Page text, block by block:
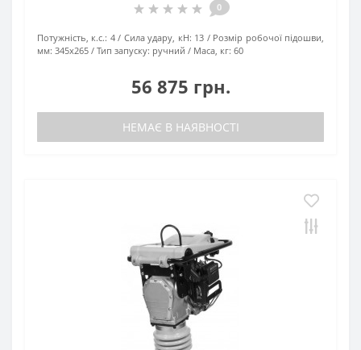
0
Потужність, к.с.: 4 Сила удару, кН: 13
Розмір робочої підошви,
мм: 345х265 Тип запуску: ручний Маса, кг: 60
56 875 грн.
НЕМАЄ В НАЯВНОСТІ